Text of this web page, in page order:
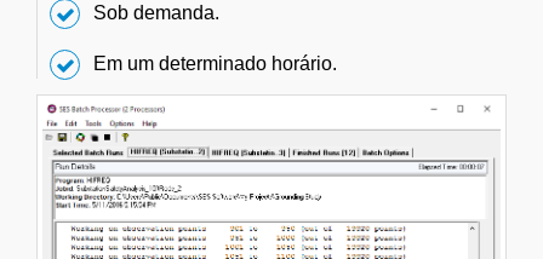
Sob demanda.
Em um determinado horário.